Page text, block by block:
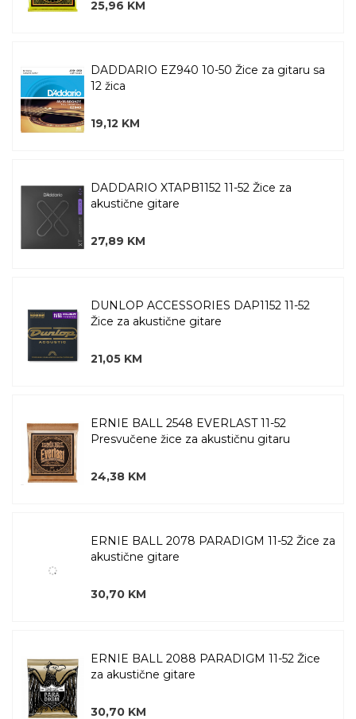
25,96 KM
DADDARIO EZ940 10-50 Žice za gitaru sa
12 žica
19,12 KM
DADDARIO XTAPB1152 11-52 Žice za
akustične gitare
27,89 KM
DUNLOP ACCESSORIES DAP1152 11-52
Žice za akustične gitare
21,05 KM
ERNIE BALL 2548 EVERLAST 11-52
Presvučene žice za akustičnu gitaru
24,38 KM
ERNIE BALL 2078 PARADIGM 11-52 Žice za
akustične gitare
30,70 KM
ERNIE BALL 2088 PARADIGM 11-52 Žice
za akustične gitare
30,70 KM